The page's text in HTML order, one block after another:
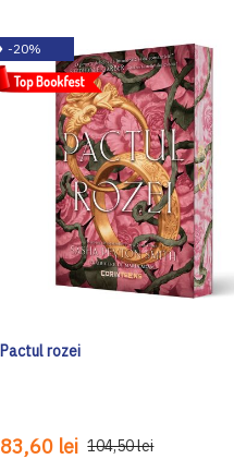
-20%
Pactul rozei
83,60 lei 104,50 lei